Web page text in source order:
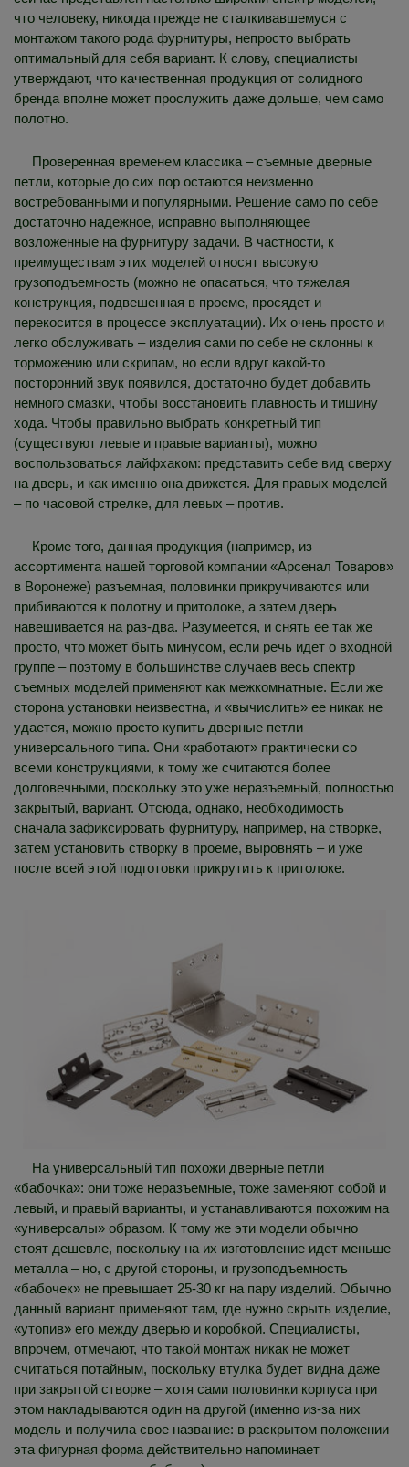
что человеку, никогда прежде не сталкивавшемуся с
монтажом такого рода фурнитуры, непросто выбрать
оптимальный для себя вариант. К слову, специалисты
утверждают, что качественная продукция от солидного
бренда вполне может прослужить даже дольше, чем само
полотно.
Проверенная временем классика – съемные дверные
петли, которые до сих пор остаются неизменно
востребованными и популярными. Решение само по себе
достаточно надежное, исправно выполняющее
возложенные на фурнитуру задачи. В частности, к
преимуществам этих моделей относят высокую
грузоподъемность (можно не опасаться, что тяжелая
конструкция, подвешенная в проеме, просядет и
перекосится в процессе эксплуатации). Их очень просто и
легко обслуживать – изделия сами по себе не склонны к
торможению или скрипам, но если вдруг какой-то
посторонний звук появился, достаточно будет добавить
немного смазки, чтобы восстановить плавность и тишину
хода. Чтобы правильно выбрать конкретный тип
(существуют левые и правые варианты), можно
воспользоваться лайфхаком: представить себе вид сверху
на дверь, и как именно она движется. Для правых моделей
– по часовой стрелке, для левых – против.
Кроме того, данная продукция (например, из
ассортимента нашей торговой компании «Арсенал Товаров»
в Воронеже) разъемная, половинки прикручиваются или
прибиваются к полотну и притолоке, а затем дверь
навешивается на раз-два. Разумеется, и снять ее так же
просто, что может быть минусом, если речь идет о входной
группе – поэтому в большинстве случаев весь спектр
съемных моделей применяют как межкомнатные. Если же
сторона установки неизвестна, и «вычислить» ее никак не
удается, можно просто купить дверные петли
универсального типа. Они «работают» практически со
всеми конструкциями, к тому же считаются более
долговечными, поскольку это уже неразъемный, полностью
закрытый, вариант. Отсюда, однако, необходимость
сначала зафиксировать фурнитуру, например, на створке,
затем установить створку в проеме, выровнять – и уже
после всей этой подготовки прикрутить к притолоке.
На универсальный тип похожи дверные петли
«бабочка»: они тоже неразъемные, тоже заменяют собой и
левый, и правый варианты, и устанавливаются похожим на
«универсалы» образом. К тому же эти модели обычно
стоят дешевле, поскольку на их изготовление идет меньше
металла – но, с другой стороны, и грузоподъемность
«бабочек» не превышает 25-30 кг на пару изделий. Обычно
данный вариант применяют там, где нужно скрыть изделие,
«утопив» его между дверью и коробкой. Специалисты,
впрочем, отмечают, что такой монтаж никак не может
считаться потайным, поскольку втулка будет видна даже
при закрытой створке – хотя сами половинки корпуса при
этом накладываются один на другой (именно из-за них
модель и получила свое название: в раскрытом положении
эта фигурная форма действительно напоминает